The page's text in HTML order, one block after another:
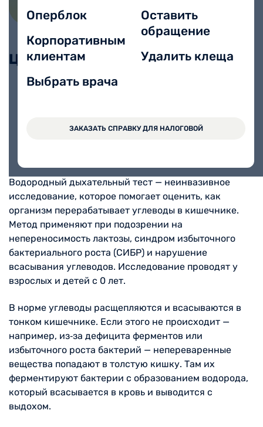
Оперблок
Корпоративным
клиентам
Выбрать врача
Оставить
обращение
Удалить клеща
ЗАКАЗАТЬ СПРАВКУ ДЛЯ НАЛОГОВОЙ
Цены
Водородный дыхательный тест — неинвазивное
исследование, которое помогает оценить, как
организм перерабатывает углеводы в кишечнике.
Метод применяют при подозрении на
непереносимость лактозы, синдром избыточного
бактериального роста (СИБР) и нарушение
всасывания углеводов. Исследование проводят у
взрослых и детей с 0 лет.
В норме углеводы расщепляются и всасываются в
тонком кишечнике. Если этого не происходит —
например, из‑за дефицита ферментов или
избыточного роста бактерий — непереваренные
вещества попадают в толстую кишку. Там их
ферментируют бактерии с образованием водорода,
который всасывается в кровь и выводится с
выдохом.